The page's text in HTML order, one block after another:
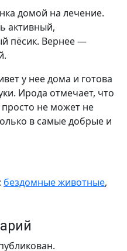
домой на лечение.
активный,
пёсик. Вернее —
у нее дома и готова
Ирода отмечает, что
не может не
в самые добрые и
бездомные животные,